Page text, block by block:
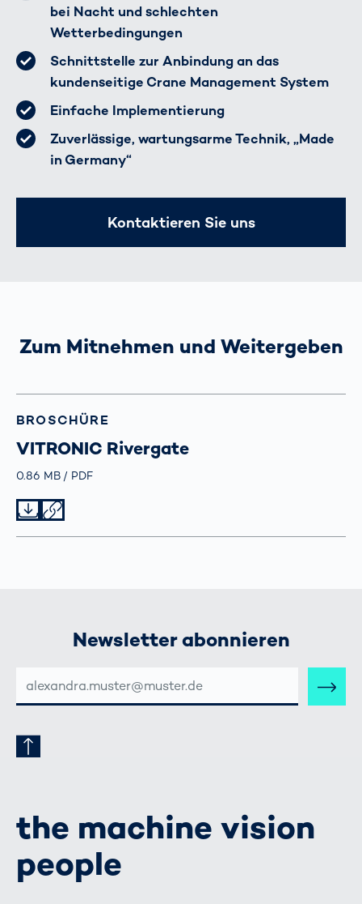
bei Nacht und schlechten
Wetterbedingungen
Schnittstelle zur Anbindung an das
kundenseitige Crane Management System
Einfache Implementierung
Zuverlässige, wartungsarme Technik, „Made
in Germany“
Kontaktieren Sie uns
Zum Mitnehmen und Weitergeben
BROSCHÜRE
VITRONIC Rivergate
Größe
0.86 MB TypPDF
Newsletter abonnieren
MAIL-
ADRESSE
the machine vision
people